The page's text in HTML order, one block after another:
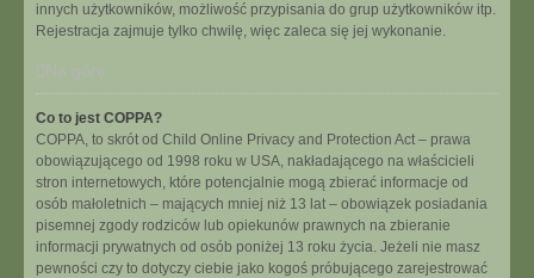
innych użytkowników, możliwość przypisania do grup użytkowników itp.
Rejestracja zajmuje tylko chwilę, więc zaleca się jej wykonanie.
Na górę
Co to jest COPPA?
COPPA, to skrót od Child Online Privacy and Protection Act – prawa
obowiązującego od 1998 roku w USA, nakładającego na właścicieli
stron internetowych, które potencjalnie mogą zbierać informacje od
osób małoletnich – mających mniej niż 13 lat – obowiązek posiadania
pisemnej zgody rodziców lub opiekunów prawnych na zbieranie
informacji prywatnych od osób poniżej 13 roku życia. Jeżeli nie masz
pewności czy to dotyczy ciebie jako kogoś próbującego zarejestrować